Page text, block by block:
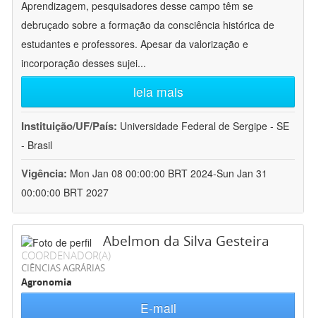
Aprendizagem, pesquisadores desse campo têm se
debruçado sobre a formação da consciência histórica de
estudantes e professores. Apesar da valorização e
incorporação desses sujei...
leia mais
Instituição/UF/País: Universidade Federal de Sergipe - SE
- Brasil
Vigência: Mon Jan 08 00:00:00 BRT 2024-Sun Jan 31
00:00:00 BRT 2027
Abelmon da Silva Gesteira
COORDENADOR(A)
CIÊNCIAS AGRÁRIAS
Agronomia
E-mail